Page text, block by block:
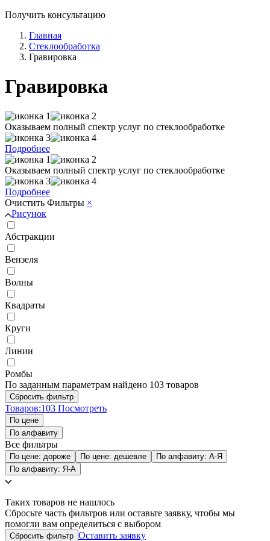
Получить консультацию
Главная
Стеклообработка
Гравировка
Гравировка
Оказываем полный спектр услуг по стеклообработке
Подробнее
Оказываем полный спектр услуг по стеклообработке
Подробнее
Очистить Фильтры ×
Рисунок
Абстракции
Вензеля
Волны
Квадраты
Круги
Линии
Ромбы
По заданным параметрам найдено 103 товаров
Товаров:103 Посмотреть
По цене
По алфавиту
Все фильтры
По цене: дороже По цене: дешевле
По алфавиту: А-Я
По алфавиту: Я-А
Таких товаров не нашлось
Сбросьте часть фильтров или оставьте заявку, чтобы мы
помогли вам определиться с выбором
Оставить заявку